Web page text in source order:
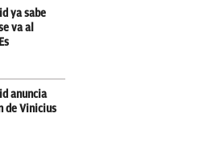
ya sabe
va al
anuncia
de Vinicius